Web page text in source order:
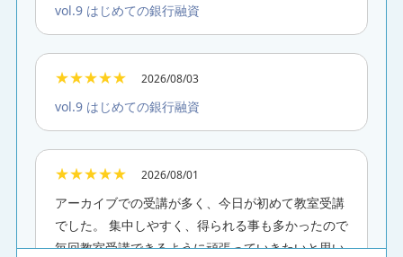
vol.9 はじめての銀行融資
★★★★★ 2026/08/03
vol.9 はじめての銀行融資
★★★★★ 2026/08/01
アーカイブでの受講が多く、今日が初めて教室受講
でした。 集中しやすく、得られる事も多かったので
毎回教室受講できるように頑張っていきたいと思い